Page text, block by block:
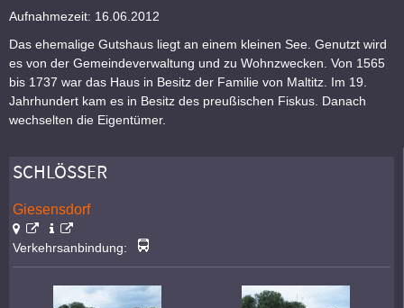
Aufnahmezeit: 16.06.2012
Das ehemalige Gutshaus liegt an einem kleinen See. Genutzt wird
es von der Gemeindeverwaltung und zu Wohnzwecken. Von 1565
bis 1737 war das Haus in Besitz der Familie von Maltitz. Im 19.
Jahrhundert kam es in Besitz des preußischen Fiskus. Danach
wechselten die Eigentümer.
SCHLÖSSER
Giesensdorf
Verkehrsanbindung: